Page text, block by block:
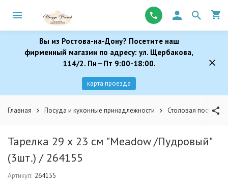
Вы из Ростова-на-Дону? Посетите наш
фирменный магазин по адресу: ул. Щербакова,
114/2. Пн—Пт 9:00-18:00.
карта проезда
Главная Посуда и кухонные принадлежности Столовая посуда
Тарелка 29 х 23 см "Meadow /Пудровый"
(3шт.) / 264155
Артикул: 264155